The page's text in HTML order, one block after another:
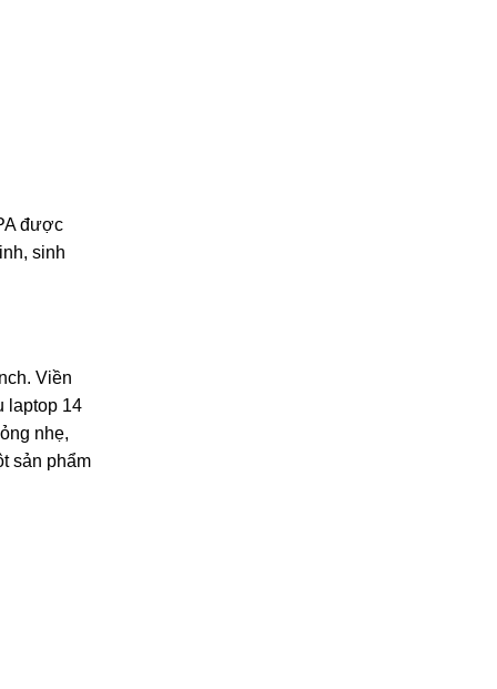
được
sinh
Viền
laptop 14
nhẹ,
sản phẩm